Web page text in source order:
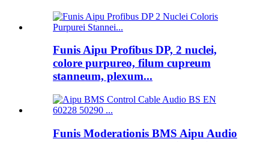
Funis Aipu Profibus DP, 2 nuclei,
colore purpureo, filum cupreum
stanneum, plexum...
Funis Moderationis BMS Aipu Audio